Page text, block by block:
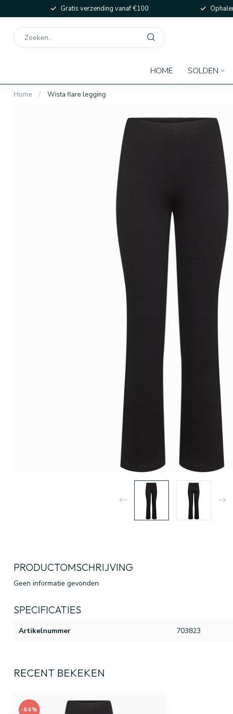
Gratis verzending vanaf €100
HOME SOLDEN
Home / Wista flare legging
PRODUCTOMSCHRIJVING
Geen informatie gevonden
SPECIFICATIES
Artikelnummer 703823
RECENT BEKEKEN
-64%